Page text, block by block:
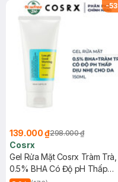
-53
139.000 ₫298.000 ₫
Cosrx
Gel Rửa Mặt Cosrx Tràm Trà,
0.5% BHA Có Độ pH Thấp